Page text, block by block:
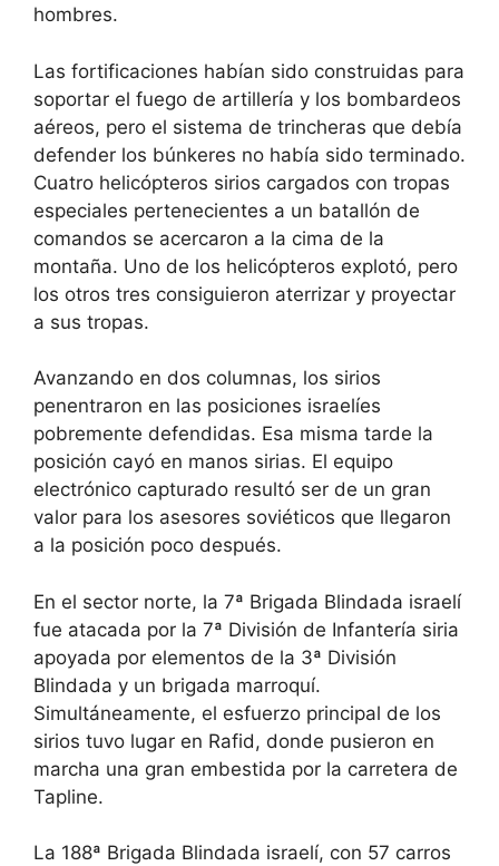
hombres.
Las fortificaciones habían sido construidas para
soportar el fuego de artillería y los bombardeos
aéreos, pero el sistema de trincheras que debía
defender los búnkeres no había sido terminado.
Cuatro helicópteros sirios cargados con tropas
especiales pertenecientes a un batallón de
comandos se acercaron a la cima de la
montaña. Uno de los helicópteros explotó, pero
los otros tres consiguieron aterrizar y proyectar
a sus tropas.
Avanzando en dos columnas, los sirios
penentraron en las posiciones israelíes
pobremente defendidas. Esa misma tarde la
posición cayó en manos sirias. El equipo
electrónico capturado resultó ser de un gran
valor para los asesores soviéticos que llegaron
a la posición poco después.
En el sector norte, la 7ª Brigada Blindada israelí
fue atacada por la 7ª División de Infantería siria
apoyada por elementos de la 3ª División
Blindada y un brigada marroquí.
Simultáneamente, el esfuerzo principal de los
sirios tuvo lugar en Rafid, donde pusieron en
marcha una gran embestida por la carretera de
Tapline.
La 188ª Brigada Blindada israelí, con 57 carros